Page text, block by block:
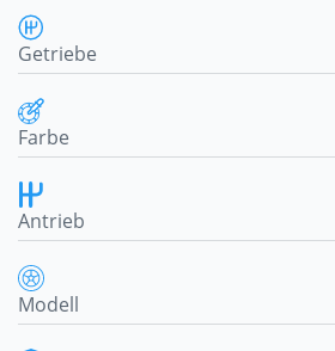
Getriebe
Farbe
Antrieb
Modell